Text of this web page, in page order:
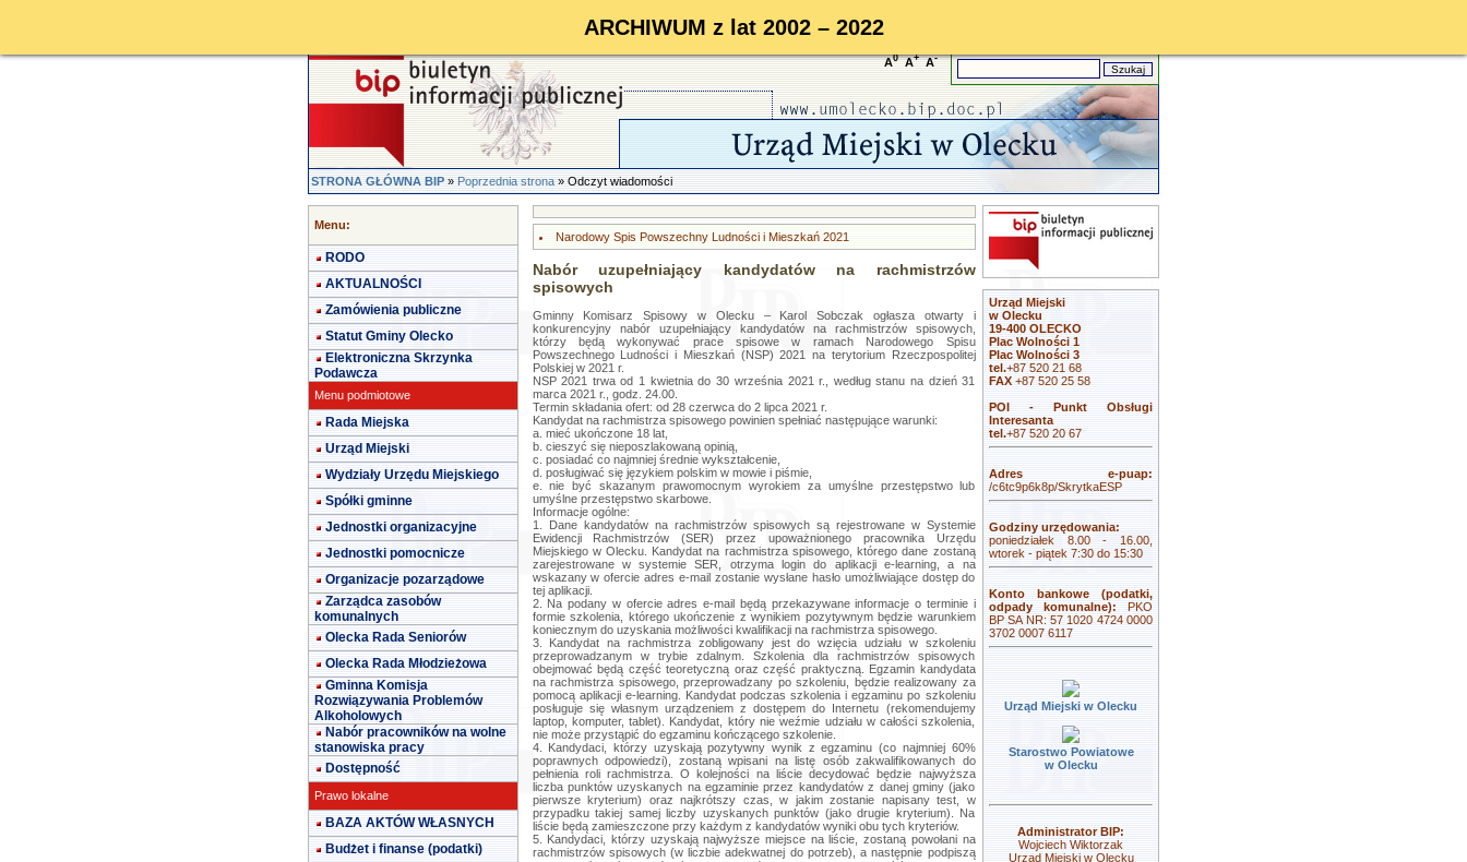
ARCHIWUM z lat 2002 – 2022
A0 A+ A-
STRONA GŁÓWNA BIP»Poprzednia strona» Odczyt wiadomości
Menu:
RODO
AKTUALNOŚCI
Zamówienia publiczne
Statut Gminy Olecko
Elektroniczna Skrzynka
Podawcza
Menu podmiotowe
Rada Miejska
Urząd Miejski
Wydziały Urzędu Miejskiego
Spółki gminne
Jednostki organizacyjne
Jednostki pomocnicze
Organizacje pozarządowe
Zarządca zasobów
komunalnych
Olecka Rada Seniorów
Olecka Rada Młodzieżowa
Gminna Komisja
Rozwiązywania Problemów
Alkoholowych
Nabór pracowników na wolne
stanowiska pracy
Dostępność
Prawo lokalne
BAZA AKTÓW WŁASNYCH
Budżet i finanse (podatki)
Narodowy Spis Powszechny Ludności i Mieszkań 2021
Nabór uzupełniający kandydatów na rachmistrzów
spisowych
Gminny Komisarz Spisowy w Olecku – Karol Sobczak ogłasza otwarty i
konkurencyjny nabór uzupełniający kandydatów na rachmistrzów spisowych,
którzy będą wykonywać prace spisowe w ramach Narodowego Spisu
Powszechnego Ludności i Mieszkań (NSP) 2021 na terytorium Rzeczpospolitej
Polskiej w 2021 r.
NSP 2021 trwa od 1 kwietnia do 30 września 2021 r., według stanu na dzień 31
marca 2021 r., godz. 24.00.
Termin składania ofert: od 28 czerwca do 2 lipca 2021 r.
Kandydat na rachmistrza spisowego powinien spełniać następujące warunki:
a. mieć ukończone 18 lat,
b. cieszyć się nieposzlakowaną opinią,
c. posiadać co najmniej średnie wykształcenie,
d. posługiwać się językiem polskim w mowie i piśmie,
e. nie być skazanym prawomocnym wyrokiem za umyślne przestępstwo lub
umyślne przestępstwo skarbowe.
Informacje ogólne:
1. Dane kandydatów na rachmistrzów spisowych są rejestrowane w Systemie
Ewidencji Rachmistrzów (SER) przez upoważnionego pracownika Urzędu
Miejskiego w Olecku. Kandydat na rachmistrza spisowego, którego dane zostaną
zarejestrowane w systemie SER, otrzyma login do aplikacji e-learning, a na
wskazany w ofercie adres e-mail zostanie wysłane hasło umożliwiające dostęp do
tej aplikacji.
2. Na podany w ofercie adres e-mail będą przekazywane informacje o terminie i
formie szkolenia, którego ukończenie z wynikiem pozytywnym będzie warunkiem
koniecznym do uzyskania możliwości kwalifikacji na rachmistrza spisowego.
3. Kandydat na rachmistrza zobligowany jest do wzięcia udziału w szkoleniu
przeprowadzanym w trybie zdalnym. Szkolenia dla rachmistrzów spisowych
obejmować będą część teoretyczną oraz część praktyczną. Egzamin kandydata
na rachmistrza spisowego, przeprowadzany po szkoleniu, będzie realizowany za
pomocą aplikacji e-learning. Kandydat podczas szkolenia i egzaminu po szkoleniu
posługuje się własnym urządzeniem z dostępem do Internetu (rekomendujemy
laptop, komputer, tablet). Kandydat, który nie weźmie udziału w całości szkolenia,
nie może przystąpić do egzaminu kończącego szkolenie.
4. Kandydaci, którzy uzyskają pozytywny wynik z egzaminu (co najmniej 60%
poprawnych odpowiedzi), zostaną wpisani na listę osób zakwalifikowanych do
pełnienia roli rachmistrza. O kolejności na liście decydować będzie najwyższa
liczba punktów uzyskanych na egzaminie przez kandydatów z danej gminy (jako
pierwsze kryterium) oraz najkrótszy czas, w jakim zostanie napisany test, w
przypadku takiej samej liczby uzyskanych punktów (jako drugie kryterium). Na
liście będą zamieszczone przy każdym z kandydatów wyniki obu tych kryteriów.
5. Kandydaci, którzy uzyskają najwyższe miejsce na liście, zostaną powołani na
rachmistrzów spisowych (w liczbie adekwatnej do potrzeb), a następnie podpiszą
Urząd Miejski
w Olecku
19-400 OLECKO
Plac Wolności 1
Plac Wolności 3
tel.+87 520 21 68
FAX +87 520 25 58
POI - Punkt Obsługi
Interesanta
tel.+87 520 20 67
Adres e-puap:
/c6tc9p6k8p/SkrytkaESP
Godziny urzędowania:
poniedziałek 8.00 - 16.00,
wtorek - piątek 7:30 do 15:30
Konto bankowe (podatki,
odpady komunalne): PKO
BP SA NR: 57 1020 4724 0000
3702 0007 6117
Urząd Miejski w Olecku
Starostwo Powiatowe
w Olecku
Administrator BIP:
Wojciech Wiktorzak
Urząd Miejski w Olecku